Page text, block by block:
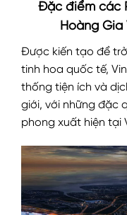
Đặc điểm các
Hoàng Gia
Được kiến tạo để
tinh hoa quốc tế,
thống tiện ích và
giới, với những đặc
phong xuất hiện tại